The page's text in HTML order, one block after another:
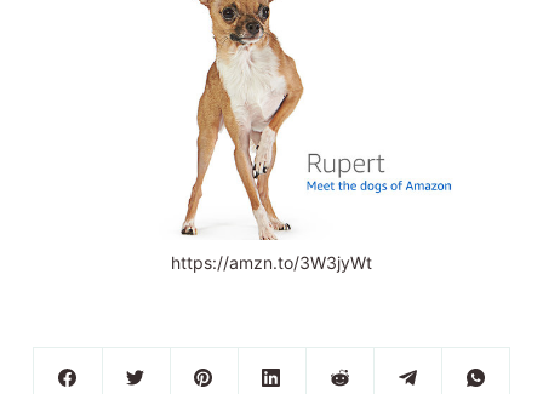
https://amzn.to/3W3jyWt